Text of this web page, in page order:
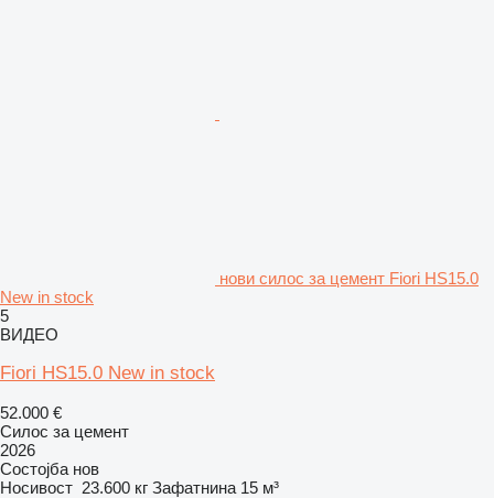
нови силос за цемент Fiori HS15.0
New in stock
5
ВИДЕО
Fiori HS15.0 New in stock
52.000 €
Силос за цемент
2026
Состојба нов
Носивост 23.600 кг Зафатнина 15 м³